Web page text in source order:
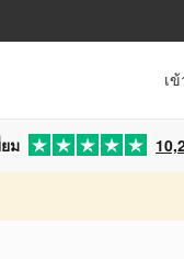
เ
ม